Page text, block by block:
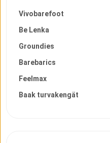
Vivobarefoot
Be Lenka
Groundies
Barebarics
Feelmax
Baak turvakengät